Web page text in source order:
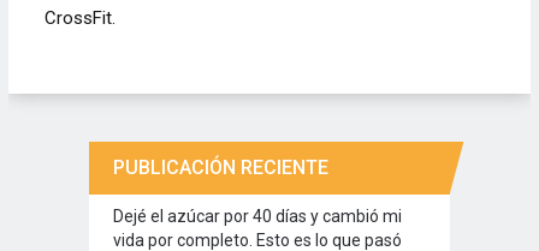
CrossFit.
PUBLICACIÓN RECIENTE
Dejé el azúcar por 40 días y cambió mi
vida por completo. Esto es lo que pasó